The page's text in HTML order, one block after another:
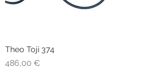
Theo Toji 374
Prezzo
486,00 €